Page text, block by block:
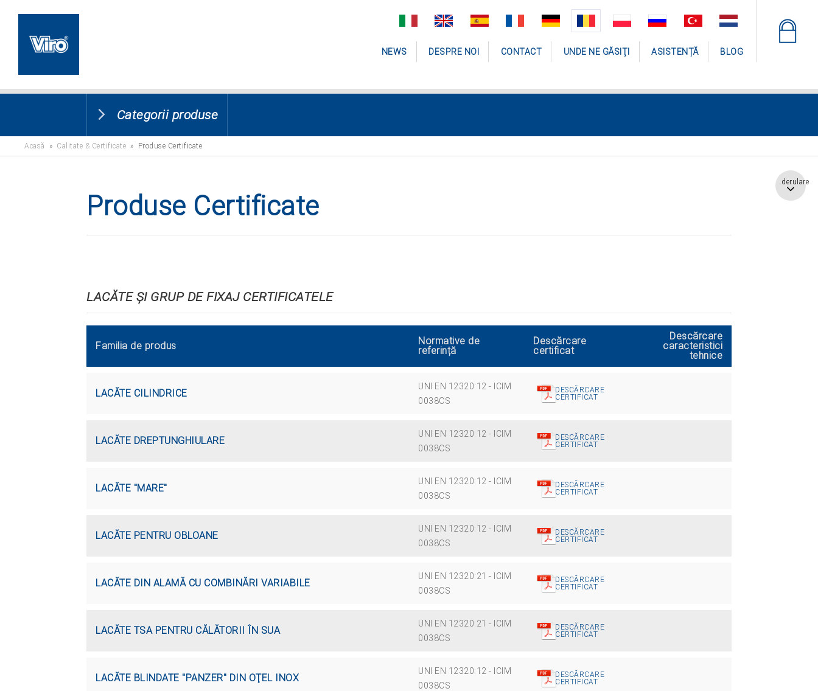
derulare
NEWS DESPRE NOI CONTACT UNDE NE GĂSIŢI ASISTENȚĂ BLOG
Categorii produse
Acasă » Calitate & Certificate » Produse Certificate
Produse Certificate
LACĂTE ŞI GRUP DE FIXAJ CERTIFICATELE
Familia de produs
Normative de
referință
Descărcare
certificat
Descărcare
caracteristici
tehnice
LACĂTE CILINDRICE
UNI EN 12320:12 - ICIM
0038CS
DESCĂRCARE
CERTIFICAT
LACĂTE DREPTUNGHIULARE
UNI EN 12320:12 - ICIM
0038CS
DESCĂRCARE
CERTIFICAT
LACĂTE "MARE"
UNI EN 12320:12 - ICIM
0038CS
DESCĂRCARE
CERTIFICAT
LACĂTE PENTRU OBLOANE
UNI EN 12320:12 - ICIM
0038CS
DESCĂRCARE
CERTIFICAT
LACĂTE DIN ALAMĂ CU COMBINĂRI VARIABILE
UNI EN 12320:21 - ICIM
0038CS
DESCĂRCARE
CERTIFICAT
LACĂTE TSA PENTRU CĂLĂTORII ÎN SUA
UNI EN 12320:21 - ICIM
0038CS
DESCĂRCARE
CERTIFICAT
LACĂTE BLINDATE "PANZER" DIN OŢEL INOX
UNI EN 12320:12 - ICIM
0038CS
DESCĂRCARE
CERTIFICAT